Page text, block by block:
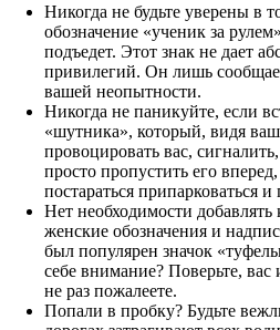
Никогда не будьте уверены в
обозначение «ученик за
подъедет. Этот знак не дает
привилегий. Он лишь
вашей неопытности.
Никогда не паникуйте, если
«шутника», который, видя
провоцировать вас,
просто пропустить его
постараться припарковаться
Нет необходимости
женские обозначения и
был популярен значок
себе внимание? Поверьте,
не раз пожалеете.
Попали в пробку? Будьте